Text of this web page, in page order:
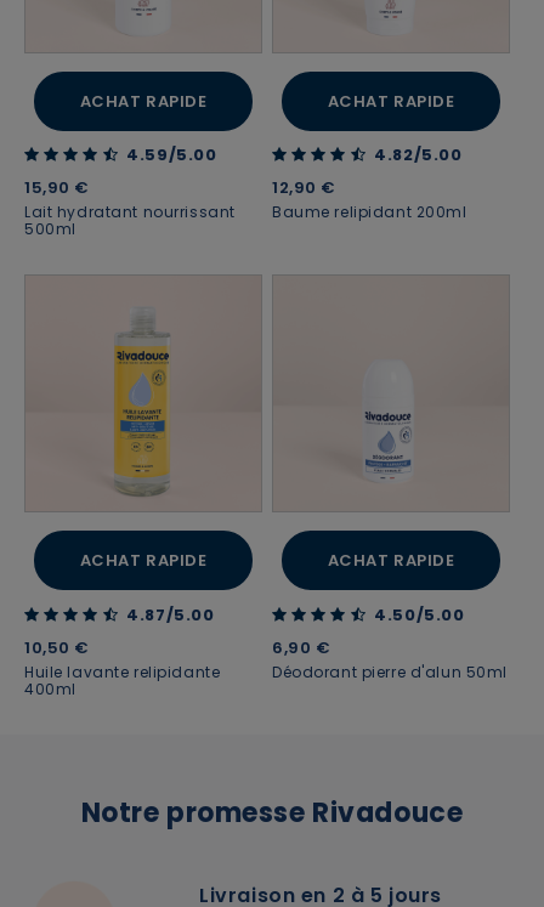
ACHAT RAPIDE
4.59 out of 5 Customer Rating
4.59/5.00
15,90 €
Lait hydratant nourrissant
500ml
ACHAT RAPIDE
4.82 out of 5 Customer Rating
4.82/5.00
12,90 €
Baume relipidant 200ml
ACHAT RAPIDE
4.87 out of 5 Customer Rating
4.87/5.00
10,50 €
Huile lavante relipidante
400ml
ACHAT RAPIDE
4.50 out of 5 Customer Rating
4.50/5.00
6,90 €
Déodorant pierre d'alun 50ml
Notre promesse Rivadouce
Livraison en 2 à 5 jours